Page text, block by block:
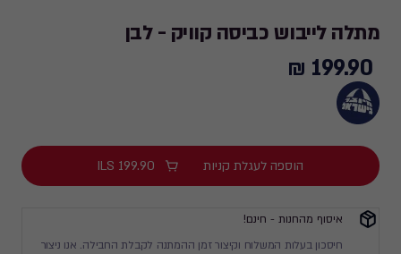
מתלה לייבוש כביסה קוויק - לבן
199.90
₪
199.90 ₪
הוספה לעגלת קניות ILS 199.90
איסוף מהחנות - חינם!
חיסכון בעלות המשלוח וקיצור זמן ההמתנה לקבלת החבילה. אנו ניצור